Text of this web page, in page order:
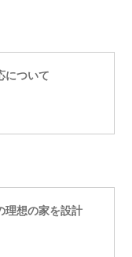
について
理想の家を設計